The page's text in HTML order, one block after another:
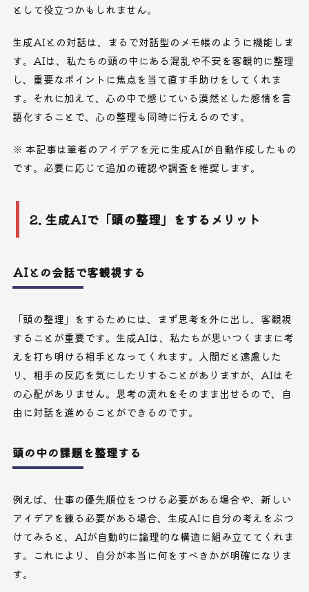
として役立つかもしれません。
生成AIとの対話は、まるで対話型のメモ帳のように機能しま
す。AIは、私たちの頭の中にある混乱や不安を客観的に整理
し、重要なポイントに焦点を当て直す手助けをしてくれま
す。それに加えて、心の中で感じている漠然とした感情を言
語化することで、心の整理も同時に行えるのです。
※ 本記事は筆者のアイデアを元に生成AIが自動作成したもの
です。必要に応じて追加の確認や調査を推奨します。
2. 生成AIで「頭の整理」をするメリット
AIとの会話で客観視する
「頭の整理」をするためには、まず思考を外に出し、客観視
することが重要です。生成AIは、私たちが思いつくままに考
えを打ち明ける相手となってくれます。人間だと遠慮した
り、相手の反応を気にしたりすることがありますが、AIはそ
の心配がありません。思考の流れをそのまま出せるので、自
由に対話を進めることができるのです。
頭の中の課題を整理する
例えば、仕事の優先順位をつける必要がある場合や、新しい
アイデアを練る必要がある場合、生成AIに自分の考えをぶつ
けてみると、AIが自動的に論理的な構造に組み立ててくれま
す。これにより、自分が本当に何をすべきかが明確になりま
す。